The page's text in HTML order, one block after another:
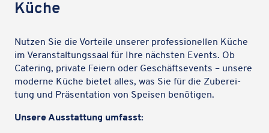
Leben in Hard
Aktiv in Hard
Veranstaltungen, Vereine & See
Küche
Nutzen Sie die Vorteile unserer profes­sio­nel­len Küche
im Veran­stal­tungs­saal für Ihre nächs­ten Events. Ob
Cate­ring, private Feiern oder Geschäfts­events – unsere
moderne Küche bietet alles, was Sie für die Zube­rei­
tung und Präsen­ta­tion von Speisen benötigen.
Unsere Ausstat­tung umfasst: